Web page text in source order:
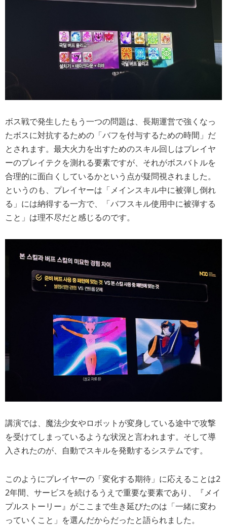
ボス戦で発生したもう一つの問題は、長期運営で強くなっ
たボスに対抗するための「バフを付与するための時間」だ
とされます。最大火力を出すためのスキル回しはプレイヤ
ーのプレイテクを測れる要素ですが、それがボスバトルを
合理的に面白くしているかという点が疑問視されました。
というのも、プレイヤーは「メインスキル中に被弾し倒れ
る」には納得する一方で、「バフスキル使用中に被弾する
こと」は理不尽だと感じるのです。
講演では、魔法少女やロボットが変身している途中で攻撃
を受けてしまっているような状況と言われます。そして導
入されたのが、自動でスキルを発動するシステムです。
このようにプレイヤーの「変化する期待」に応えることは2
2年間、サービスを続けるうえで重要な要素であり、『メイ
プルストーリー』がここまで生き延びたのは「一緒に変わ
っていくこと」を選んだからだったと語られました。